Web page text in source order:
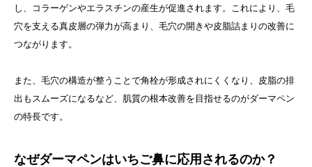
し、コラーゲンやエラスチンの産生が促進されます。これにより、毛
穴を支える真皮層の弾力が高まり、毛穴の開きや皮脂詰まりの改善に
つながります。
また、毛穴の構造が整うことで角栓が形成されにくくなり、皮脂の排
出もスムーズになるなど、肌質の根本改善を目指せるのがダーマペン
の特長です。
なぜダーマペンはいちご鼻に応用されるのか？